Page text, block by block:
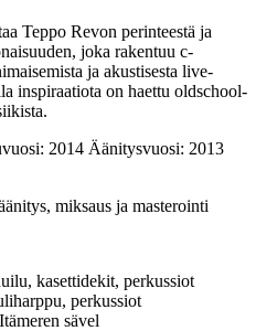
Teppo Revon perinteestä ja
joka rakentuu c-
ja akustisesta live-
inspiraatiota on haettu oldschool-
2014 Äänitysvuosi: 2013
miksaus ja masterointi
kasettidekit, perkussiot
perkussiot
sävel